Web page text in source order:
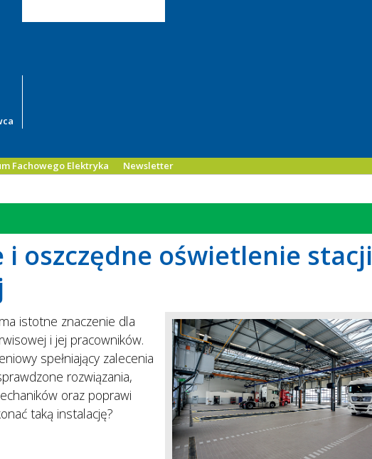
Fachowego Elektryka Newsletter
i oszczędne oświetlenie stacji
istotne znaczenie dla
i jej pracowników.
spełniający zalecenia
rozwiązania,
oraz poprawi
taką instalację?